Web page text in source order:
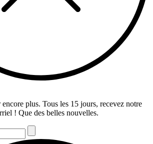
plus. Tous les 15 jours, recevez notre
! Que des belles nouvelles.